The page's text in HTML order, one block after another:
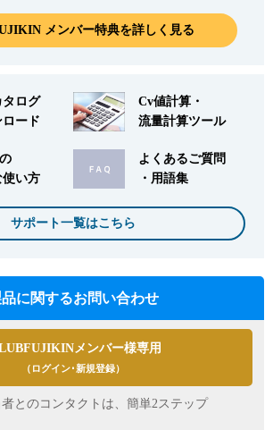
メンバー特典を詳しく見る
タログ
ード
Cv値計算・
流量計算ツール
使い方
よくあるご質問
・用語集
サポート一覧はこちら
に関するお問い合わせ
メンバー様専用
（ログイン･新規登録）
とのコンタクトは、簡単2ステップ